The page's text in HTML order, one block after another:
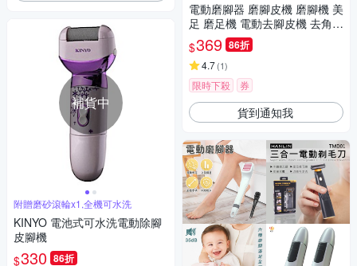
補貨中
附贈磨砂滾輪x1,全機可水洗
KINYO 電池式可水洗電動除腳
皮腳機
$330 86折
電動磨腳器 磨腳皮機 磨腳機 美
足 磨足機 電動去腳皮機 去角質
去死皮 腳皮機 修腳器 磨皮機
足修磨機
$369 86折
4.7(1)
限時下殺 券
貨到通知我